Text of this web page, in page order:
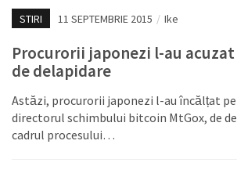
STIRI 11 SEPTEMBRIE 2015 / Ike
Procurorii japonezi l-au acuzat
de delapidare
Astăzi, procurorii japonezi l-au încălțat
directorul schimbului bitcoin MtGox, de
cadrul procesului…